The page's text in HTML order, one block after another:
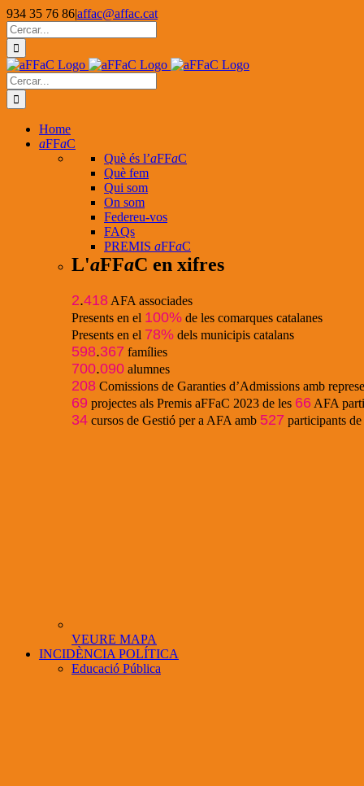
Skip
to
content
934 35 76 86|affac@affac.cat
Facebook
X
YouTube
Cerca
…
Cerca
…
Home
aFFaC
Què és l’aFFaC
Què fem
Qui som
On som
Federeu-vos
FAQs
PREMIS aFFaC
L'aFFaC en xifres
2.418 AFA associades
Presents en el 100% de les comarques catalanes
Presents en el 78% dels municipis catalans
598.367 famílies
700.090 alumnes
208 Comissions de Garanties d’Admissions amb
69 projectes als Premis aFFaC 2023 de les 66 AFA
34 cursos de Gestió per a AFA amb 527 participants de
VEURE MAPA
INCIDÈNCIA POLÍTICA
Educació Pública